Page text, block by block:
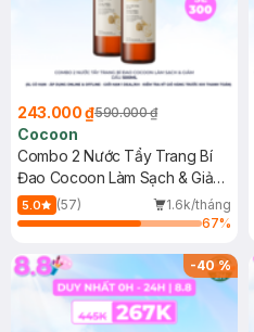
243.000 ₫590.000 ₫
Cocoon
Combo 2 Nước Tẩy Trang Bí
Đao Cocoon Làm Sạch & Giảm
Dầu 500ml
5.0 (57)
1.6k/tháng
67%
-40%